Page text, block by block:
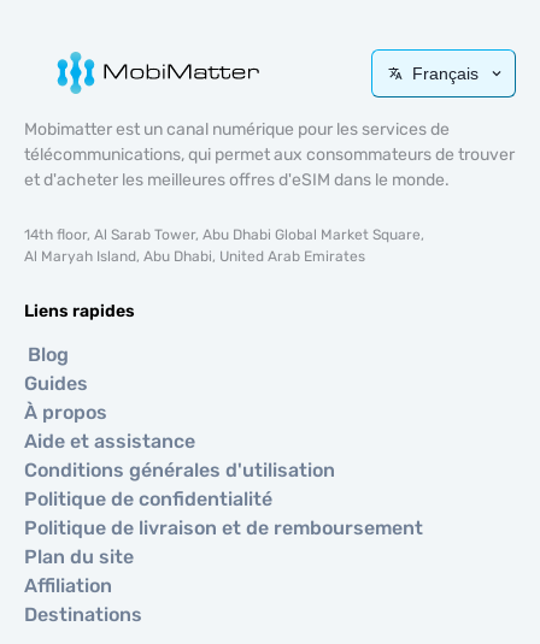
Français
Mobimatter est un canal numérique pour les services de
télécommunications, qui permet aux consommateurs de trouver
et d'acheter les meilleures offres d'eSIM dans le monde.
14th floor, Al Sarab Tower, Abu Dhabi Global Market Square,
Al Maryah Island, Abu Dhabi, United Arab Emirates
Liens rapides
Blog
Guides
À propos
Aide et assistance
Conditions générales d'utilisation
Politique de confidentialité
Politique de livraison et de remboursement
Plan du site
Affiliation
Destinations